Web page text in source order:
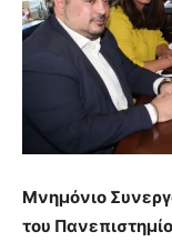
Μνημόνιο
του